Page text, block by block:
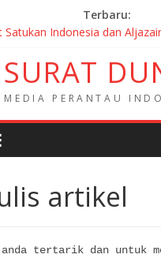
Terbaru:
Satukan Indonesia dan
Paris Paparkan Strategi
di Prancis di
Indonesia PMI bentangkan
Meter di Brick Hill Hong
Borong Tiga Penghargaan
Perkenalkan Budaya dan
Paroki di Angola
SURAT DU
M E D I A P E R A N T A U I N D O
artikel
anda tertarik dan untuk